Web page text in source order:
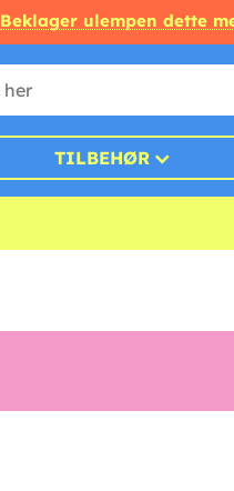
Beklager ulempen dette
TILBEHØR